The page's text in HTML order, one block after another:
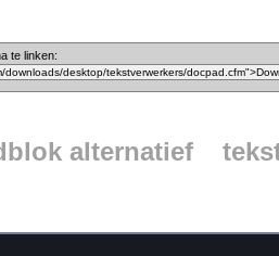
te linken:
alternatief